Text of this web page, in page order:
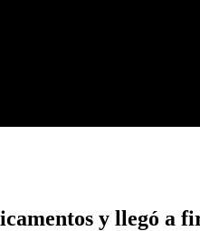
y llegó a